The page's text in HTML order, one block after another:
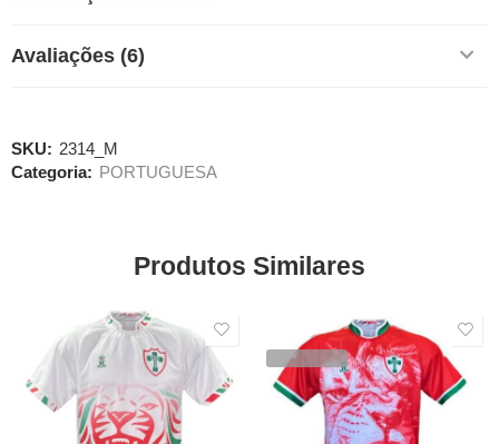
Avaliações (6)
SKU: 2314_M
Categoria: PORTUGUESA
Produtos Similares
VENDIDOS